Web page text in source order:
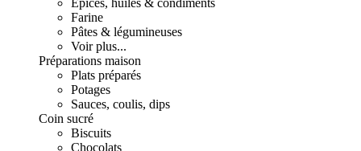
Epices, huiles & condiments
Farine
Pâtes & légumineuses
Voir plus...
Préparations maison
Plats préparés
Potages
Sauces, coulis, dips
Coin sucré
Biscuits
Chocolats